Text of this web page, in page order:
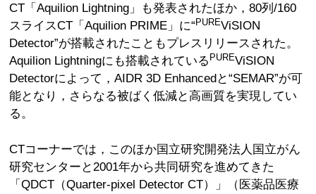
CT「Aquilion Lightning」も発表されたほか，80列/160
スライスCT「Aquilion PRIME」に“ PUREViSION
Detector”が搭載されたこともプレスリリースされた。
Aquilion Lightningにも搭載されている PUREViSION
Detectorによって，AIDR 3D Enhancedと“SEMAR”が可
能となり，さらなる被ばく低減と高画質を実現してい
る。
CTコーナーでは，このほか国立研究開発法人国立がん
研究センターと2001年から共同研究を進めてきた
「QDCT（Quarter-pixel Detector CT）」（医薬品医療